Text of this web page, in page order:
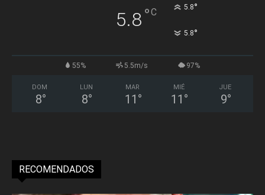
5.8°C 5.8°
5.8°
55% 5.5m/s 97%
DOM
8°
LUN
8°
MAR
11 °
MIÉ
11 °
JUE
9°
RECOMENDADOS